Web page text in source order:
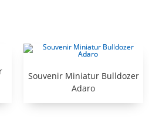
Souvenir Miniatur Bulldozer
Adaro